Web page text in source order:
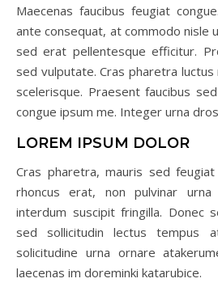
Maecenas faucibus feugiat
ante consequat, at commodo nisle
sed erat pellentesque efficitur.
sed vulputate. Cras pharetra
scelerisque. Praesent faucibus
congue ipsum me. Integer urna
LOREM IPSUM DOLOR
Cras pharetra, mauris sed feugiat
rhoncus erat, non pulvinar
interdum suscipit fringilla. Donec
sed sollicitudin lectus tempus
solicitudine urna ornare
laecenas im doreminki katarubice.